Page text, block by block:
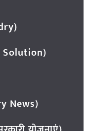
Solution)
News)